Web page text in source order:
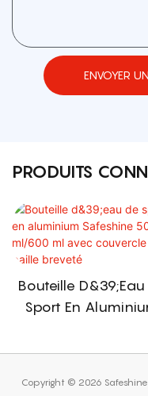
ENVOYER
PRODUITS
Bouteille D&39;eau
Sport En
Ml Avec
Copyright © 2026